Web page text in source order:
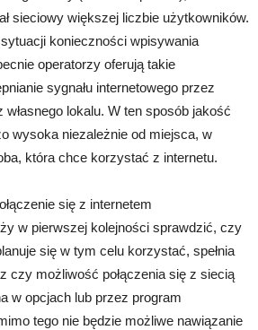
sieciowy większej liczbie użytkowników.
konieczności wpisywania
operatorzy oferują takie
sygnału internetowego przez
lokalu. W ten sposób jakość
wysoka niezależnie od miejsca, w
która chce korzystać z internetu.
się z internetem
w pierwszej kolejności sprawdzić, czy
się w tym celu korzystać, spełnia
czy możliwość połączenia się z siecią
w opcjach lub przez program
tego nie będzie możliwe nawiązanie